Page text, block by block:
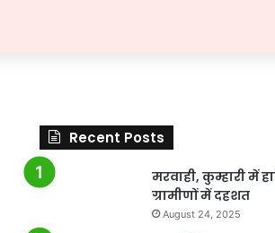
Recent Posts
मरवाही, कुम्हारी में
ग्रामीणों में दहशत
August 24, 2025